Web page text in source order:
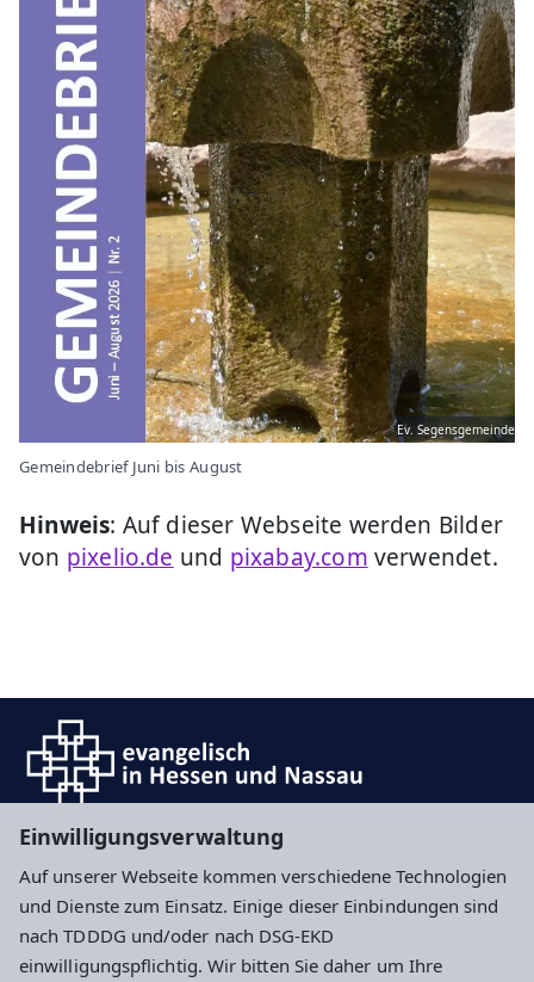
Einwilligungsverwaltung
Auf unserer Webseite kommen verschiedene Technologien
und Dienste zum Einsatz. Einige dieser Einbindungen sind
nach TDDDG und/oder nach DSG-EKD
einwilligungspflichtig. Wir bitten Sie daher um Ihre
Ev. Segensgemeinde
Gemeindebrief Juni bis August
Hinweis: Auf dieser Webseite werden Bilder
von pixelio.de und pixabay.com verwendet.